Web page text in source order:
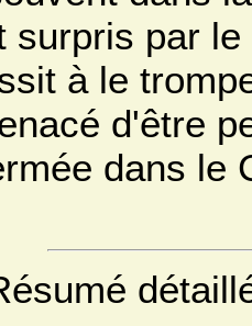
surpris par
à le
d'être
dans le